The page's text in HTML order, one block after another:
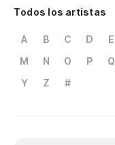
Todos los artistas
A B C D E
M
N O P Q
Y
Z #